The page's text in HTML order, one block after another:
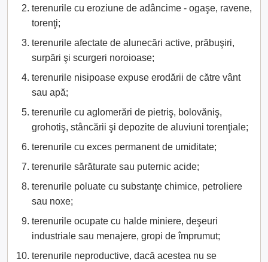
terenurile cu eroziune de adâncime - ogaşe, ravene,
torenţi;
terenurile afectate de alunecări active, prăbuşiri,
surpări şi scurgeri noroioase;
terenurile nisipoase expuse erodării de către vânt
sau apă;
terenurile cu aglomerări de pietriş, bolovăniş,
grohotiş, stâncării şi depozite de aluviuni torenţiale;
terenurile cu exces permanent de umiditate;
terenurile sărăturate sau puternic acide;
terenurile poluate cu substanţe chimice, petroliere
sau noxe;
terenurile ocupate cu halde miniere, deşeuri
industriale sau menajere, gropi de împrumut;
terenurile neproductive, dacă acestea nu se